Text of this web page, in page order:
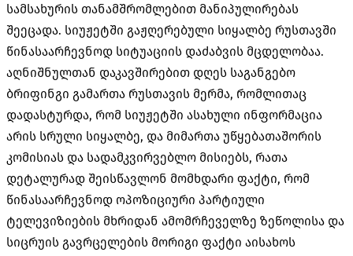
სამსახურის თანამშრომლებით მანიპულირებას
შეეცადა. სიუჟეტში გაჟღერებული სიყალბე რუსთავში
წინასაარჩევნოდ სიტუაციის დაძაბვის მცდელობაა.
აღნიშნულთან დაკავშირებით დღეს საგანგებო
ბრიფინგი გამართა რუსთავის მერმა, რომლითაც
დადასტურდა, რომ სიუჟეტში ასახული ინფორმაცია
არის სრული სიყალბე, და მიმართა უწყებათაშორის
კომისიას და სადამკვირვებლო მისიებს, რათა
დეტალურად შეისწავლონ მომხდარი ფაქტი, რომ
წინასაარჩევნოდ ოპოზიციური პარტიული
ტელევიზიების მხრიდან ამომრჩეველზე ზეწოლისა და
სიცრუის გავრცელების მორიგი ფაქტი აისახოს